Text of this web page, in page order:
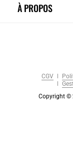
À PROPOS
CGV
Copyright ©